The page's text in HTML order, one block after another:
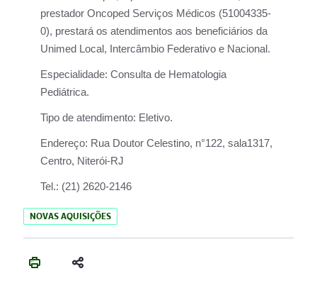
prestador Oncoped Serviços Médicos (51004335-
0), prestará os atendimentos aos beneficiários da
Unimed Local, Intercâmbio Federativo e Nacional.
Especialidade: Consulta de Hematologia
Pediátrica.
Tipo de atendimento: Eletivo.
Endereço: Rua Doutor Celestino, n°122, sala1317,
Centro, Niterói-RJ
Tel.: (21) 2620-2146
NOVAS AQUISIÇÕES